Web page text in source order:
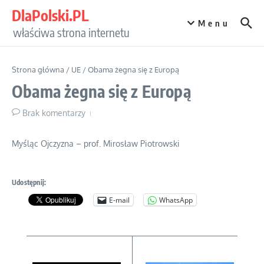
DlaPolski.PL
właściwa strona internetu
Menu
Strona główna / UE /Obama żegna się z Europą
Obama żegna się z Europą
Brak komentarzy
Myśląc Ojczyzna – prof. Mirosław Piotrowski
Udostępnij:
E-mail WhatsApp